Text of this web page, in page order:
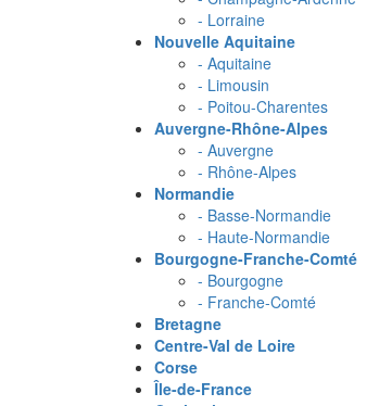
- Lorraine
Nouvelle Aquitaine
- Aquitaine
- Limousin
- Poitou-Charentes
Auvergne-Rhône-Alpes
- Auvergne
- Rhône-Alpes
Normandie
- Basse-Normandie
- Haute-Normandie
Bourgogne-Franche-Comté
- Bourgogne
- Franche-Comté
Bretagne
Centre-Val de Loire
Corse
Île-de-France